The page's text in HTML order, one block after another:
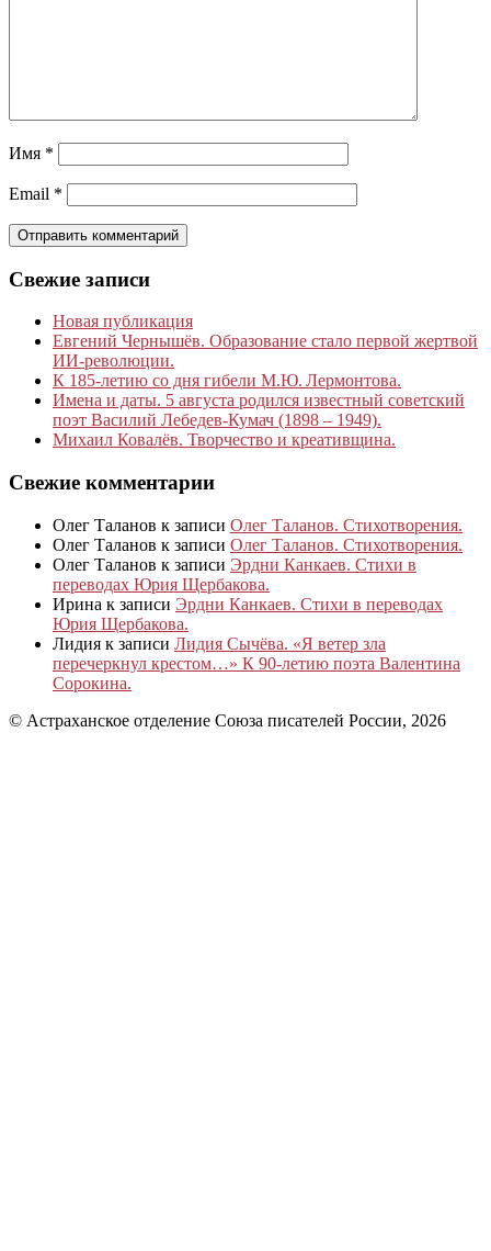
Имя *
Email *
Свежие записи
Новая публикация
Евгений Чернышёв. Образование стало первой жертвой
ИИ-революции.
К 185‑летию со дня гибели М.Ю. Лермонтова.
Имена и даты. 5 августа родился известный советский
поэт Василий Лебедев-Кумач (1898 – 1949).
Михаил Ковалёв. Творчество и креативщина.
Свежие комментарии
Олег Таланов к записи Олег Таланов. Стихотворения.
Олег Таланов к записи Олег Таланов. Стихотворения.
Олег Таланов к записи Эрдни Канкаев. Стихи в
переводах Юрия Щербакова.
Ирина к записи Эрдни Канкаев. Стихи в переводах
Юрия Щербакова.
Лидия к записи Лидия Сычёва. «Я ветер зла
перечеркнул крестом…» К 90-летию поэта Валентина
Сорокина.
© Астраханское отделение Союза писателей России, 2026